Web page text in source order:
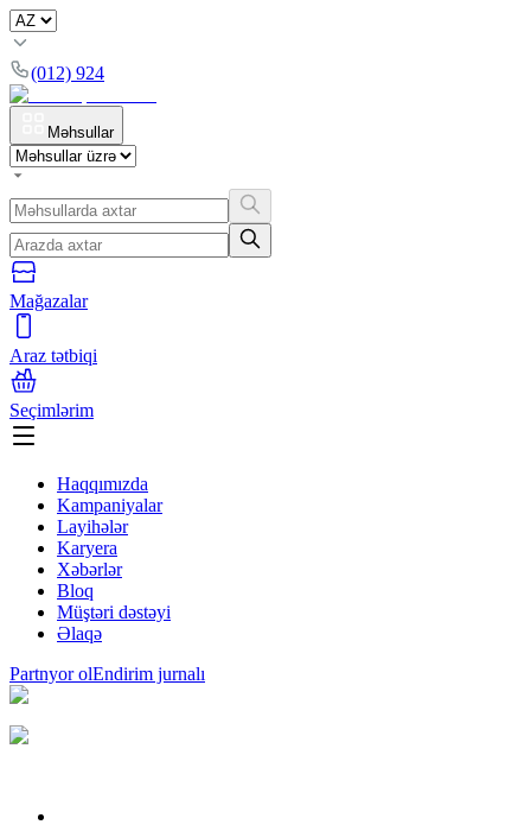
(012) 924
Məhsullar
Mağazalar
Araz tətbiqi
Seçimlərim
Haqqımızda
Kampaniyalar
Layihələr
Karyera
Xəbərlər
Bloq
Müştəri dəstəyi
Əlaqə
Partnyor olEndirim jurnalı